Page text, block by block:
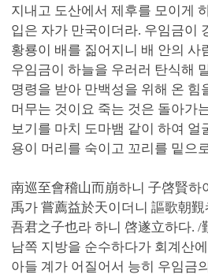
지내고 도산에서 제후를 모이게
입은 자가 만국이더라. 우임금이
황룡이 배를 짊어지니 배 안의 사
우임금이 하늘을 우러러 탄식해
명령을 받아 만백성을 위해 온 힘
머무는 것이요 죽는 것은 돌아가
보기를 마치 도마뱀 같이 하여 얼
용이 머리를 숙이고 꼬리를 밑으
南巡至會稽山而崩하니 子啓賢하
禹가 嘗薦益於天이더니 謳歌朝
吾君之子也라 하니 啓遂立하다. /
남쪽 지방을 순수하다가 회계산
아들 계가 어질어서 능히 우임금